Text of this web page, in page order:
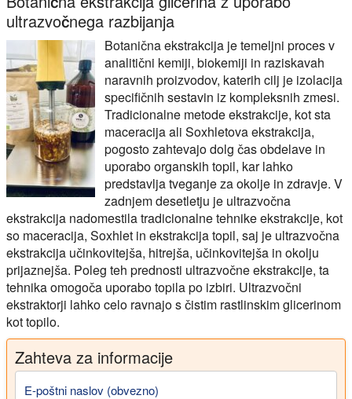
ultrazvočnega razbijanja
Botanična ekstrakcija je temeljni proces v
analitični kemiji, biokemiji in raziskavah
naravnih proizvodov, katerih cilj je izolacija
specifičnih sestavin iz kompleksnih zmesi.
Tradicionalne metode ekstrakcije, kot sta
maceracija ali Soxhletova ekstrakcija,
pogosto zahtevajo dolg čas obdelave in
uporabo organskih topil, kar lahko
predstavlja tveganje za okolje in zdravje. V
zadnjem desetletju je ultrazvočna
ekstrakcija nadomestila tradicionalne tehnike ekstrakcije, kot
so maceracija, Soxhlet in ekstrakcija topil, saj je ultrazvočna
ekstrakcija učinkovitejša, hitrejša, učinkovitejša in okolju
prijaznejša. Poleg teh prednosti ultrazvočne ekstrakcije, ta
tehnika omogoča uporabo topila po izbiri. Ultrazvočni
ekstraktorji lahko celo ravnajo s čistim rastlinskim glicerinom
kot topilo.
Zahteva za informacije
E-poštni naslov (obvezno)